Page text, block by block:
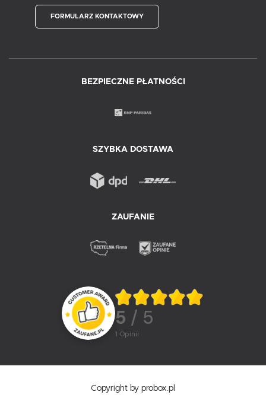
FORMULARZ KONTAKTOWY
BEZPIECZNE PŁATNOŚCI
SZYBKA DOSTAWA
ZAUFANIE
5 / 5
1 opinii
Copyright by probox.pl